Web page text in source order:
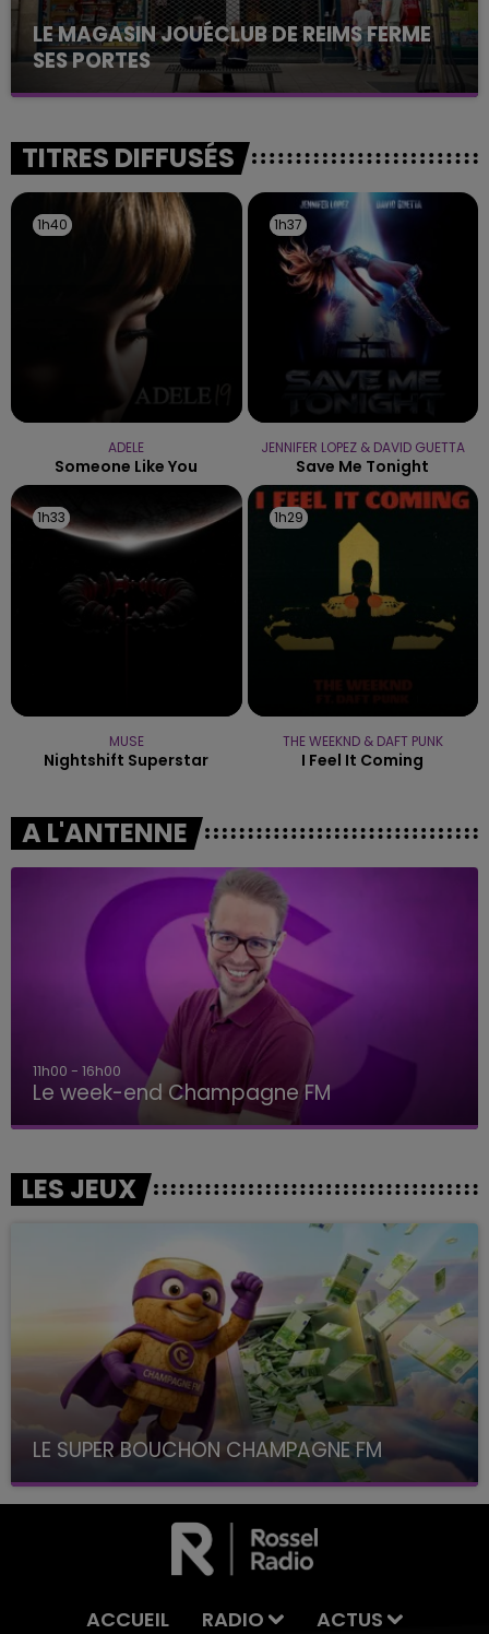
LE MAGASIN JOUÉCLUB DE REIMS FERME
SES PORTES
C'était l'une des institutions du centre-ville
fermer ses portes.
TITRES DIFFUSÉS
1h40
1h40
ADELE
Someone Like You
1h37
1h37
JENNIFER LOPEZ & DAVID GUETTA
Save Me Tonight
1h33
1h33
MUSE
Nightshift Superstar
1h29
1h29
THE WEEKND & DAFT PUNK
I Feel It Coming
A L'ANTENNE
11h00 - 16h00
Le week-end Champagne FM
LES JEUX
LE SUPER BOUCHON CHAMPAGNE FM
avec La Famille Champagne FM, à 8H10
ACCUEIL RADIO ACTUS